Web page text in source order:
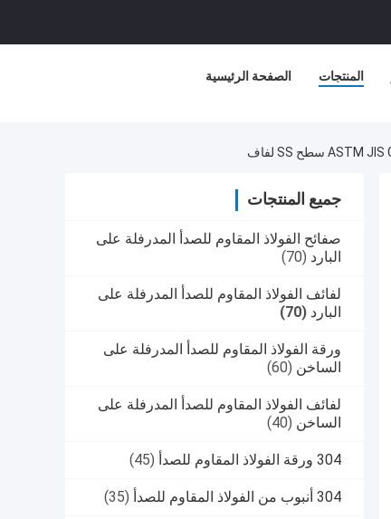
الصفحة الرئيسية المنتجات
جميع المنتجات
صفائح الفولاذ المقاوم للصدأ المدرفلة على
البارد (70)
لفائف الفولاذ المقاوم للصدأ المدرفلة على
البارد (70)
ورقة الفولاذ المقاوم للصدأ المدرفلة على
الساخن (60)
لفائف الفولاذ المقاوم للصدأ المدرفلة على
الساخن (40)
304 ورقة الفولاذ المقاوم للصدأ (45)
304 أنبوب من الفولاذ المقاوم للصدأ (35)